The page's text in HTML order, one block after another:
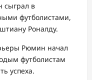
сыграл в
футболистами,
Роналду.
Рюмин начал
футболистам
успеха.